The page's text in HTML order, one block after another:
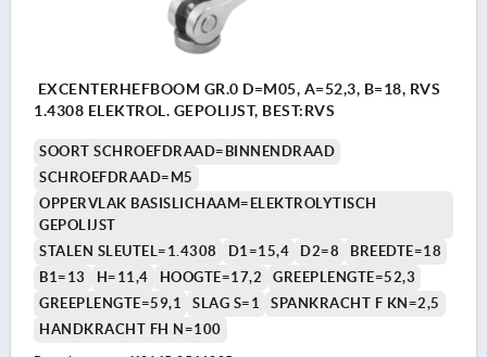
EXCENTERHEFBOOM GR.0 D=M05, A=52,3, B=18, RVS
1.4308 ELEKTROL. GEPOLIJST, BEST:RVS
SOORT SCHROEFDRAAD=BINNENDRAAD
SCHROEFDRAAD=M5
OPPERVLAK BASISLICHAAM=ELEKTROLYTISCH
GEPOLIJST
STALEN SLEUTEL=1.4308
D1=15,4 D2=8
BREEDTE=18
B1=13
H=11,4 HOOGTE=17,2
GREEPLENGTE=52,3
GREEPLENGTE=59,1
SLAG S=1
SPANKRACHT F KN=2,5
HANDKRACHT FH N=100